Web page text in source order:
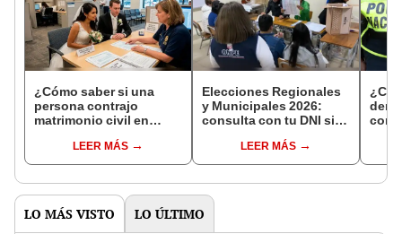
¿Cómo saber si una
persona contrajo
matrimonio civil en
LEER MÁS
Elecciones Regionales
y Municipales 2026:
consulta con tu DNI si
de mesa para este 4 de
octubre en el link oficial
LEER MÁS
con
LO MÁS VISTO LO ÚLTIMO